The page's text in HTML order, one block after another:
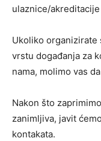
ulaznice/
Ukoliko organizirate
vrstu događanja za
nama, molimo vas
Nakon što
zanimljiva, javit
kontakata.